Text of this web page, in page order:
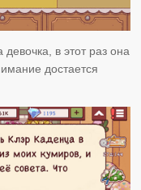
в этот раз она
достается